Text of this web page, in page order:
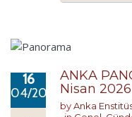
16
04/2026
ANKA
Nisan 2026
byAnka